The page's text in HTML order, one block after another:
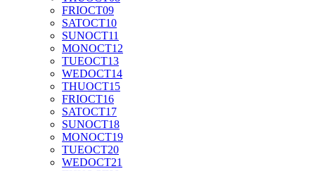
FRIOCT09
SATOCT10
SUNOCT11
MONOCT12
TUEOCT13
WEDOCT14
THUOCT15
FRIOCT16
SATOCT17
SUNOCT18
MONOCT19
TUEOCT20
WEDOCT21